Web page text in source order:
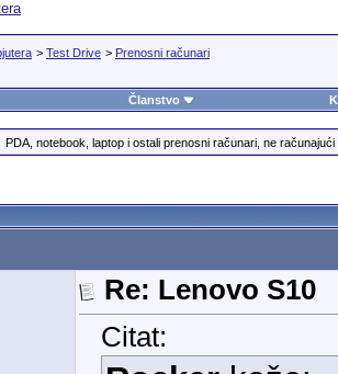
> Test Drive > Prenosni računari
Članstvo
PDA, notebook, laptop i ostali prenosni računari, ne računajući
Re: Lenovo S10
Citat: